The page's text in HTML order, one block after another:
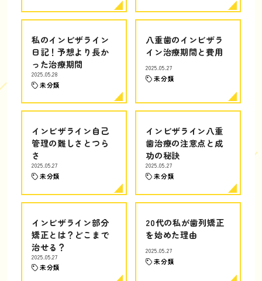
私のインビザライン
日記！予想より長か
った治療期間
2025.05.28
未分類
八重歯のインビザラ
イン治療期間と費用
2025.05.27
未分類
インビザライン自己
管理の難しさとつら
さ
2025.05.27
未分類
インビザライン八重
歯治療の注意点と成
功の秘訣
2025.05.27
未分類
インビザライン部分
矯正とは？どこまで
治せる？
2025.05.27
未分類
20代の私が歯列矯正
を始めた理由
2025.05.27
未分類